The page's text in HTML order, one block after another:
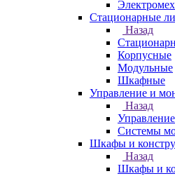
Стационарные
Назад
Корпусные
Модульные
Шкафные
Управление и
Назад
Системы
Шкафы и
Назад
Шкафы и